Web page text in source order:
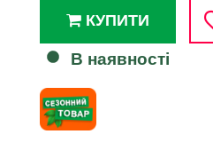
КУПИТИ
В наявності